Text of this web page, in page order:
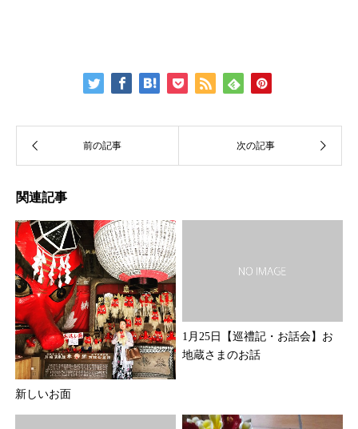
関連記事
新しいお面
1月25日【巡禮記・お話会】お
地蔵さまのお話